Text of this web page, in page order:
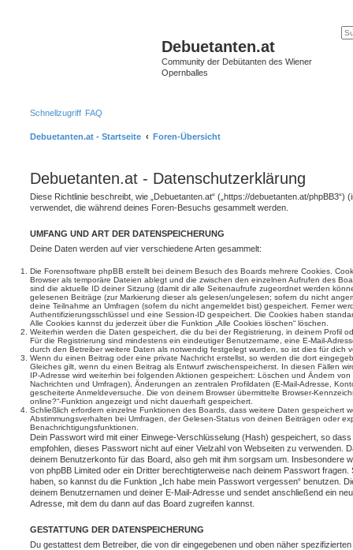
Debuetanten.at
Community der Debütanten des Wiener
Opernballes
Schnellzugriff FAQ
Debuetanten.at - Startseite Foren-Übersicht
Debuetanten.at - Datenschutzerklärung
Diese Richtlinie beschreibt, wie „Debuetanten.at“ („https://debuetanten.at/phpBB3“)
verwendet, die während deines Foren-Besuchs gesammelt werden.
UMFANG UND ART DER DATENSPEICHERUNG
Deine Daten werden auf vier verschiedene Arten gesammelt:
Die Forensoftware phpBB erstellt bei deinem Besuch des Boards mehrere Cookies.
Browser als temporäre Dateien ablegt und die zwischen den einzelnen Aufrufen des
sind die aktuelle ID deiner Sitzung (damit dir alle Seitenaufrufe zugeordnet werden
gelesenen Beiträge (zur Markierung dieser als gelesen/ungelesen; sofern du nicht
deine Teilnahme an Umfragen (sofern du nicht angemeldet bist) gespeichert. Ferner
Authentifizierungsschlüssel und eine Session-ID gespeichert. Die Cookies haben
Alle Cookies kannst du jederzeit über die Funktion „Alle Cookies löschen“ löschen.
Weiterhin werden die Daten gespeichert, die du bei der Registrierung, in deinem Profil
Für die Registrierung sind mindestens ein eindeutiger Benutzername, eine E-Mail-
durch den Betreiber weitere Daten als notwendig festgelegt wurden, so ist dies für dich
Wenn du einen Beitrag oder eine private Nachricht erstellst, so werden die dort
Gleiches gilt, wenn du einen Beitrag als Entwurf zwischenspeicherst. In diesen Fällen
IP-Adresse wird weiterhin bei folgenden Aktionen gespeichert: Löschen und Ändern
Nachrichten und Umfragen), Änderungen an zentralen Profildaten (E-Mail-Adresse,
gescheiterte Anmeldeversuche. Die von deinem Browser übermittelte Browser-
online?“-Funktion angezeigt und nicht dauerhaft gespeichert.
Schließlich erfordern einzelne Funktionen des Boards, dass weitere Daten gespeichert
Abstimmungsverhalten bei Umfragen, der Gelesen-Status von deinen Beiträgen oder
Benachrichtigungsfunktionen.
Dein Passwort wird mit einer Einwege-Verschlüsselung (Hash) gespeichert, so
empfohlen, dieses Passwort nicht auf einer Vielzahl von Webseiten zu verwenden.
deinem Benutzerkonto für das Board, also geh mit ihm sorgsam um. Insbesondere
von phpBB Limited oder ein Dritter berechtigterweise nach deinem Passwort
haben, so kannst du die Funktion „Ich habe mein Passwort vergessen“ benutzen.
deinem Benutzernamen und deiner E-Mail-Adresse und sendet anschließend ein
Adresse, mit dem du dann auf das Board zugreifen kannst.
GESTATTUNG DER DATENSPEICHERUNG
Du gestattest dem Betreiber, die von dir eingegebenen und oben näher